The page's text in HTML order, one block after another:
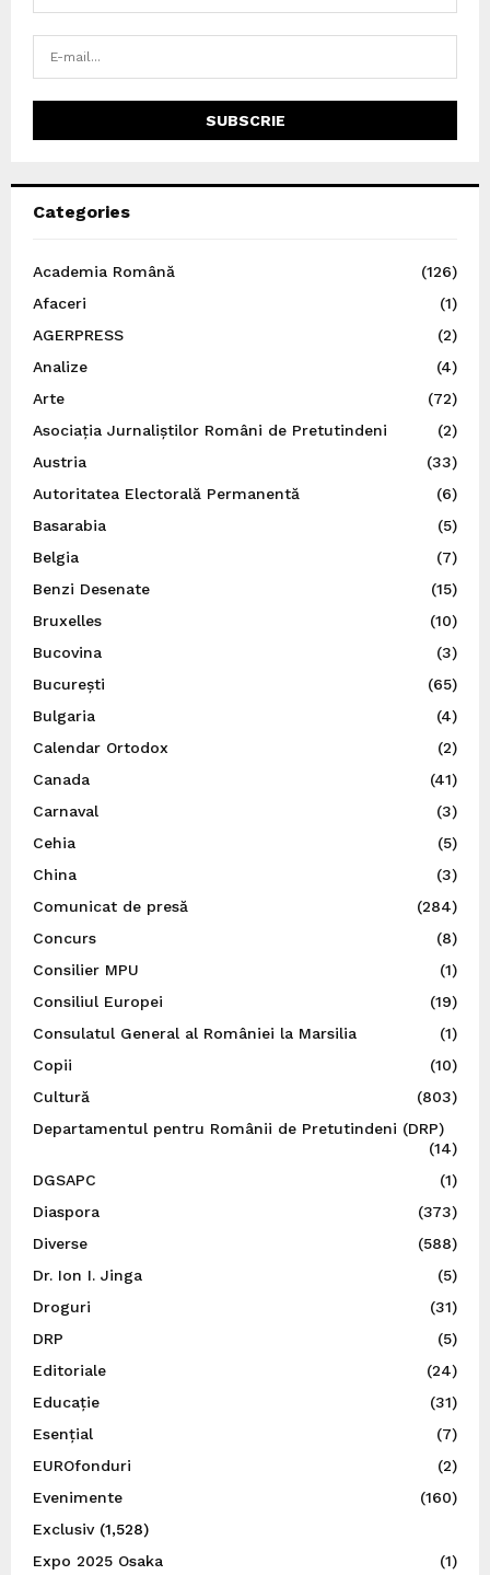
Categories
Academia Română
(126)
Afaceri
(1)
AGERPRESS
(2)
Analize
(4)
Arte
(72)
Asociația Jurnaliștilor Români de Pretutindeni
(2)
Austria
(33)
Autoritatea Electorală Permanentă
(6)
Basarabia
(5)
Belgia
(7)
Benzi Desenate
(15)
Bruxelles
(10)
Bucovina
(3)
București
(65)
Bulgaria
(4)
Calendar Ortodox
(2)
Canada
(41)
Carnaval
(3)
Cehia
(5)
China
(3)
Comunicat de presă
(284)
Concurs
(8)
Consilier MPU
(1)
Consiliul Europei
(19)
Consulatul General al României la Marsilia
(1)
Copii
(10)
Cultură
(803)
Departamentul pentru Românii de Pretutindeni (DRP)
(14)
DGSAPC
(1)
Diaspora
(373)
Diverse
(588)
Dr. Ion I. Jinga
(5)
Droguri
(31)
DRP
(5)
Editoriale
(24)
Educație
(31)
Esențial
(7)
EUROfonduri
(2)
Evenimente
(160)
Exclusiv(1,528)
Expo 2025 Osaka
(1)